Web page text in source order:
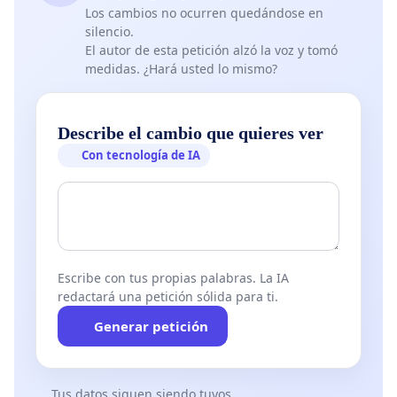
asociada del Ministerio de Cultura. Una vez
concluida la fase de preselección y mediante
resolución, el ministro de Cultura indicará las
ciudades preseleccionadas y el plazo para la
selección final.
Según establece la normativa europea, las
atenerse a seis criterios: ‘Contribución a la
‘Contenido cultural y artístico’, ‘Capacidad para
alcanzar los objetivos’, ‘Trabajo de proximidad’ y
‘Gestión’.
En el primero, ‘Contribución a la estrategia a largo
plazo’, se tendrán en cuenta factores como que el
Los cambios no ocurren quedándose en
silencio.
El autor de esta petición alzó la voz y tomó
medidas. ¿Hará usted lo mismo?
Describe el cambio que quieres ver
Con tecnología de IA
Escribe con tus propias palabras. La IA
redactará una petición sólida para ti.
Generar petición